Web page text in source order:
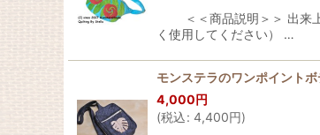
＜＜商品説明＞＞ 出来上
く使用してください） …
モンステラのワンポイント
4,000円
(税込: 4,400円)